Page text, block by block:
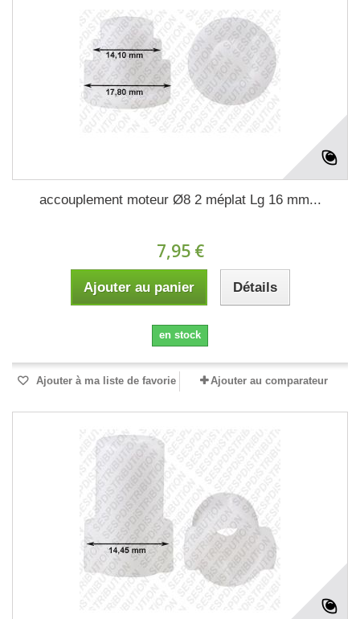
accouplement moteur Ø8 2 méplat Lg 16 mm...
7,95 €
Ajouter au panier Détails
en stock
Ajouter à ma liste de favorie Ajouter au comparateur